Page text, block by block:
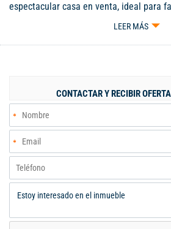
espectacular casa en venta, ideal para
comodidad, amplitud y una excelente
con garaje cubierto con capacidad para
estudio, perfecta para oficina en casa,
oficios independiente. Segundo piso:
de ellas con baño privado, hall de
adicional. Ubicación estratégica, con
principales, transporte público, centros
supermercados, colegios y más. Una
necesitas para vivir cómodamente y con
valorización.
LEER MÁS
CONTACTAR Y RECIBIR